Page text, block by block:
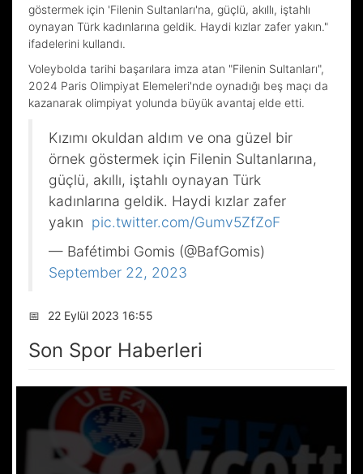
göstermek için 'Filenin Sultanları'na, güçlü, akıllı, iştahlı
oynayan Türk kadınlarına geldik. Haydi kızlar zafer yakın."
ifadelerini kullandı.
Voleybolda tarihi başarılara imza atan "Filenin Sultanları",
2024 Paris Olimpiyat Elemeleri'nde oynadığı beş maçı da
kazanarak olimpiyat yolunda büyük avantaj elde etti.
Kızımı okuldan aldım ve ona güzel bir
örnek göstermek için Filenin Sultanlarına,
güçlü, akıllı, iştahlı oynayan Türk
kadınlarına geldik. Haydi kızlar zafer
yakın pic.twitter.com/Gumv5ZfZoF
— Bafétimbi Gomis (@BafGomis)
September 22, 2023
📅 22 Eylül 2023 16:55
Son Spor Haberleri